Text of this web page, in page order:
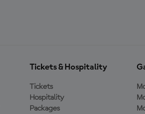
Tickets & Hospitality
Tickets
Hospitality
Packages